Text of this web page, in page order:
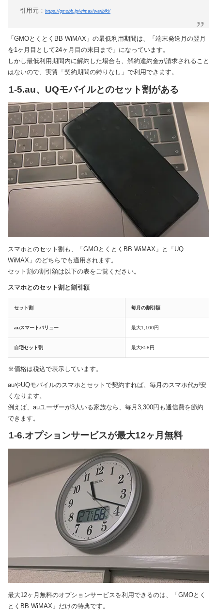
引用元： https://gmobb.jp/wimax/waribiki/
「GMOとくとくBB WiMAX」の最低利用期間は、「端末発送月の翌月
を1ヶ月目として24ヶ月目の末日まで」になっています。
しかし最低利用期間内に解約した場合も、解約違約金が請求されること
はないので、実質「契約期間の縛りなし」で利用できます。
1-5.au、UQモバイルとのセット割がある
スマホとのセット割も、「GMOとくとくBB WiMAX」と「UQ
WiMAX」のどちらでも適用されます。
セット割の割引額は以下の表をご覧ください。
スマホとのセット割と割引額
セット割 毎月の割引額
auスマートバリュー 最大1,100円
自宅セット割 最大858円
※価格は税込で表示しています。
auやUQモバイルのスマホとセットで契約すれば、毎月のスマホ代が安
くなります。
例えば、auユーザーが3人いる家族なら、毎月3,300円も通信費を節約
できます。
1-6.オプションサービスが最大12ヶ月無料
最大12ヶ月無料のオプションサービスを利用できるのは、「GMOとく
とくBB WiMAX」だけの特典です。